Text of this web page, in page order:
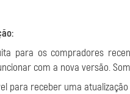
para os compradores
com a nova versão.
para receber uma